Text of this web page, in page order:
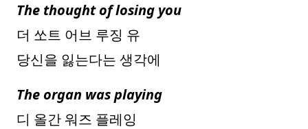
The thought of losing you
더 쏘트 어브 루징 유
당신을 잃는다는 생각에
The organ was playing
디 올간 워즈 플레잉